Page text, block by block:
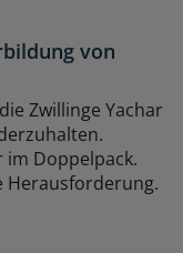
von
Zwillinge Yachar
im Doppelpack.
Herausforderung.